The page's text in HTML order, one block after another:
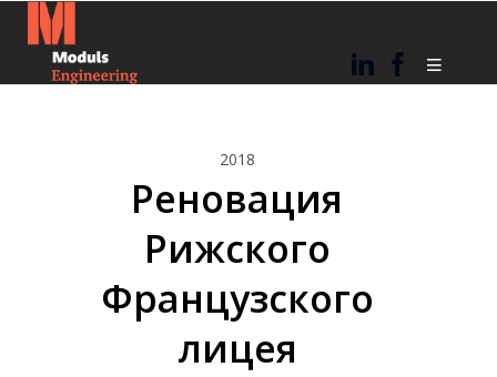
ИЮНЬ
2024
ПРАЗДНИКОМ
4
2024
С ДНЕМ
ВОССТАНОВЛЕНИЯ
НЕЗАВИСИМОСТИ!
31
2024
2018
Реновация
Рижского
Французского
лицея